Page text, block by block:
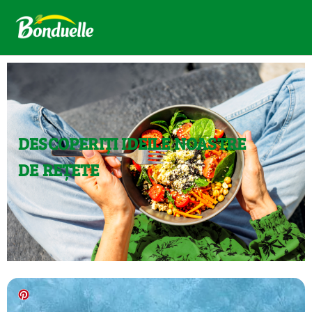
DESCOPERIȚI IDEILE NOASTRE
DE REȚETE